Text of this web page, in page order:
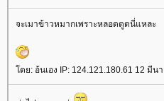
จะเมาข้าวหมากเพราะหลอดดูดนี่แหละ
ดย: อ้นเอง IP: 124.121.180.61 12 มีน